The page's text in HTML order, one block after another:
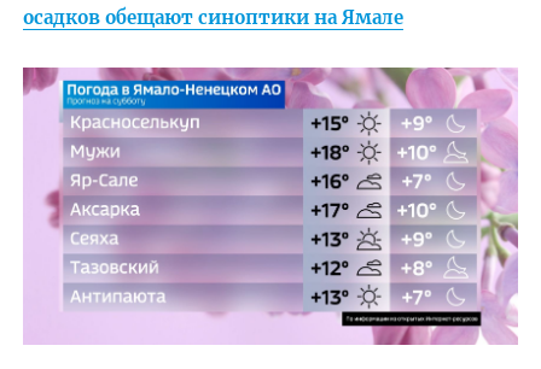
осадков обещают синоптики на Ямале